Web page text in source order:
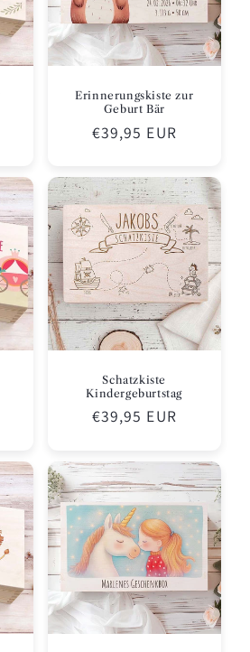
Erinnerungskiste zur
Geburt Bär
Normaler
€39,95 EUR
Schatzkiste
Kindergeburtstag
Normaler
€39,95 EUR